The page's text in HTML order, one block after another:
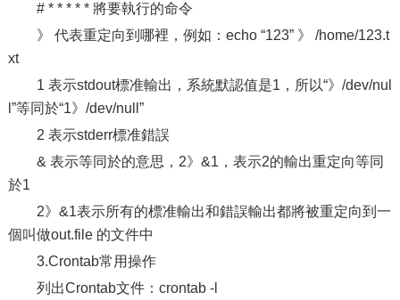
# * * * * * 將要執行的命令
》 代表重定向到哪裡，例如：echo “123” 》 /home/123.t
xt
1 表示stdout標准輸出，系統默認值是1，所以“》/dev/nul
l”等同於“1》/dev/null”
2 表示stderr標准錯誤
& 表示等同於的意思，2》&1，表示2的輸出重定向等同
於1
2》&1表示所有的標准輸出和錯誤輸出都將被重定向到一
個叫做out.file 的文件中
3.Crontab常用操作
列出Crontab文件：crontab -l